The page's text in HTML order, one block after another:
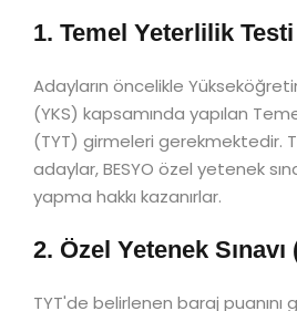
1. Temel Yeterlilik
Adayların öncelikle
(YKS) kapsamında yapılan
(TYT) girmeleri gerekmektedir.
adaylar, BESYO özel yetenek
yapma hakkı kazanırlar.
2. Özel Yetenek Sınavı
TYT'de belirlenen baraj puanını